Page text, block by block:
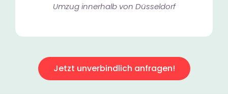
Umzug innerhalb von Düsseldorf​
Jetzt unverbindlich anfragen!